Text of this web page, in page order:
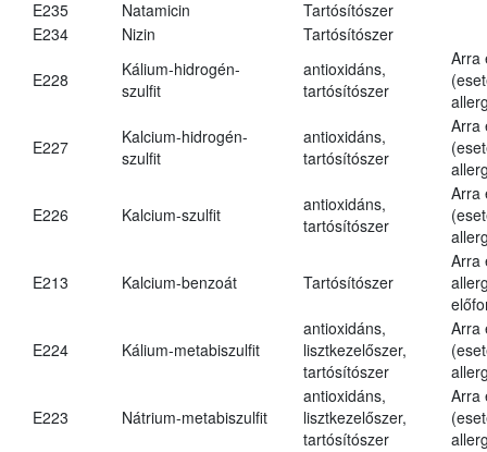
E235
Natamicin
Tartósítószer
E234
Nizin Tartósítószer
E228
Kálium-hidrogén-
szulfit
antioxidáns,
tartósítószer
Arra
E227
Kalcium-hidrogén-
szulfit
antioxidáns,
tartósítószer
Arra
E226 Kalcium-szulfit
antioxidáns,
tartósítószer
Arra
E213 Kalcium-benzoát Tartósítószer
Arra
E224 Kálium-metabiszulfit
antioxidáns,
lisztkezelőszer,
tartósítószer
Arra
E223 Nátrium-metabiszulfit
antioxidáns,
lisztkezelőszer,
tartósítószer
Arra